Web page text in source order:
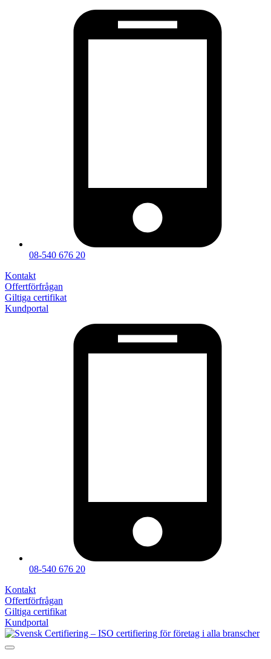
08-540 676 20
Kontakt
Offertförfrågan
Giltiga certifikat
Kundportal
08-540 676 20
Kontakt
Offertförfrågan
Giltiga certifikat
Kundportal